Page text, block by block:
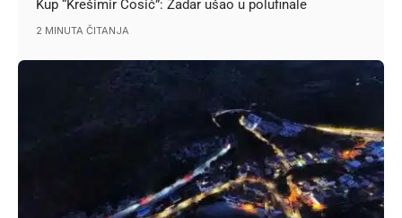
Kup “Krešimir Ćosić”: Zadar ušao u polufinale
2 MINUTA ČITANJA